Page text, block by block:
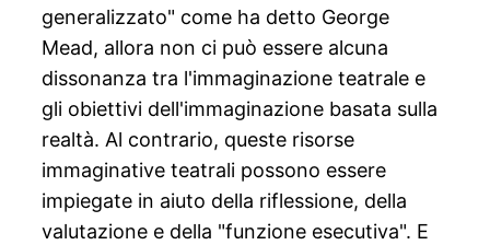
generalizzato" come ha detto George
Mead, allora non ci può essere alcuna
dissonanza tra l'immaginazione teatrale e
gli obiettivi dell'immaginazione basata sulla
realtà. Al contrario, queste risorse
immaginative teatrali possono essere
impiegate in aiuto della riflessione, della
valutazione e della "funzione esecutiva". E